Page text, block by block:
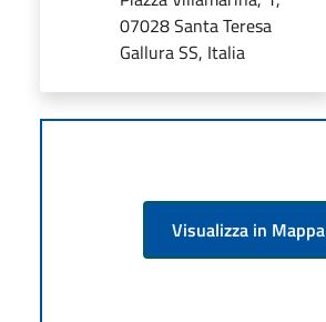
07028 Santa Teresa
Gallura SS, Italia
Visualizza in Mappa